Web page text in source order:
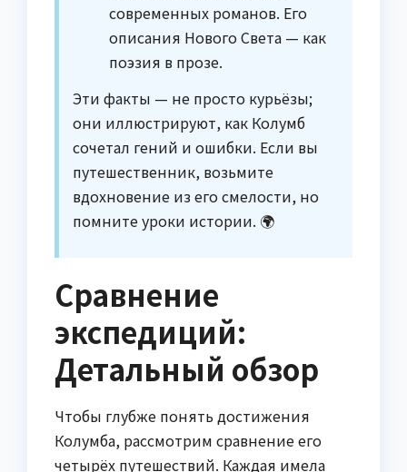
современных романов. Его
описания Нового Света — как
поэзия в прозе.
Эти факты — не просто курьёзы;
они иллюстрируют, как Колумб
сочетал гений и ошибки. Если вы
путешественник, возьмите
вдохновение из его смелости, но
помните уроки истории. 🌍
Сравнение
экспедиций:
Детальный обзор
Чтобы глубже понять достижения
Колумба, рассмотрим сравнение его
четырёх путешествий. Каждая имела